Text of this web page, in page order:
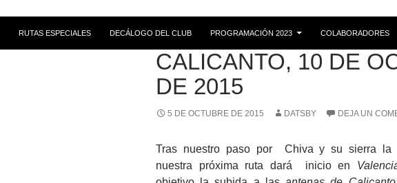
RUTAS ESPECIALES DECÁLOGO DEL CLUB PROGRAMACIÓN 2023 COLABORADORES
RUTAS
CALICANTO, 10 DE
DE 2015
5 DE OCTUBRE DE 2015 DATSBY DEJA UN
Tras nuestro paso por Chiva y su sierra la
nuestra próxima ruta dará inicio en